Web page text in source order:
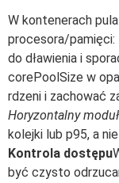
W kontenerach pula
procesora/
do dławienia i
corePoolSize w
rdzeni i zachować
Horyzontalny
kolejki lub p95, a
Kontrola dostępu
być czysto